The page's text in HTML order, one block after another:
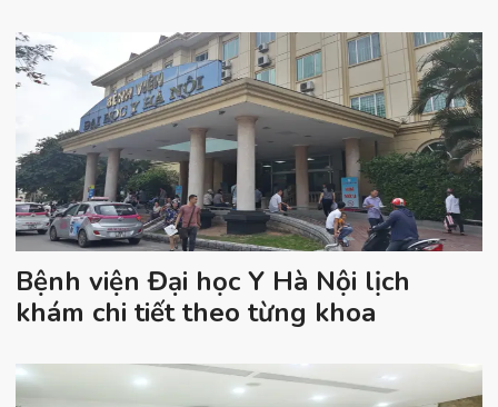
Bệnh viện Đại học Y Hà Nội lịch
khám chi tiết theo từng khoa